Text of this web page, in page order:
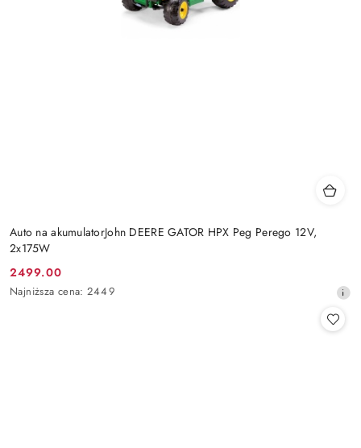
Auto na akumulatorJohn DEERE GATOR HPX Peg Perego 12V,
2x175W
Cena
promocyjna:
2499.00
Najniższa
Najniższa cena: 2449